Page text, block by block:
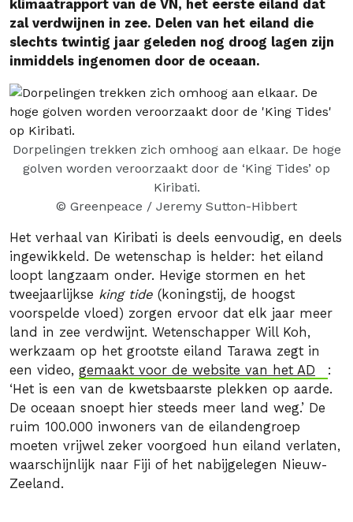
klimaatrapport van de VN, het eerste eiland dat
zal verdwijnen in zee. Delen van het eiland die
slechts twintig jaar geleden nog droog lagen zijn
inmiddels ingenomen door de oceaan.
Dorpelingen trekken zich omhoog aan elkaar. De hoge
golven worden veroorzaakt door de ‘King Tides’ op
Kiribati.
© Greenpeace / Jeremy Sutton-Hibbert
Het verhaal van Kiribati is deels eenvoudig, en deels
ingewikkeld. De wetenschap is helder: het eiland
loopt langzaam onder. Hevige stormen en het
tweejaarlijkse king tide (koningstij, de hoogst
voorspelde vloed) zorgen ervoor dat elk jaar meer
land in zee verdwijnt. Wetenschapper Will Koh,
werkzaam op het grootste eiland Tarawa zegt in
een video, gemaakt voor de website van het AD
:
‘Het is een van de kwetsbaarste plekken op aarde.
De oceaan snoept hier steeds meer land weg.’ De
ruim 100.000 inwoners van de eilandengroep
moeten vrijwel zeker voorgoed hun eiland verlaten,
waarschijnlijk naar Fiji of het nabijgelegen Nieuw-
Zeeland.